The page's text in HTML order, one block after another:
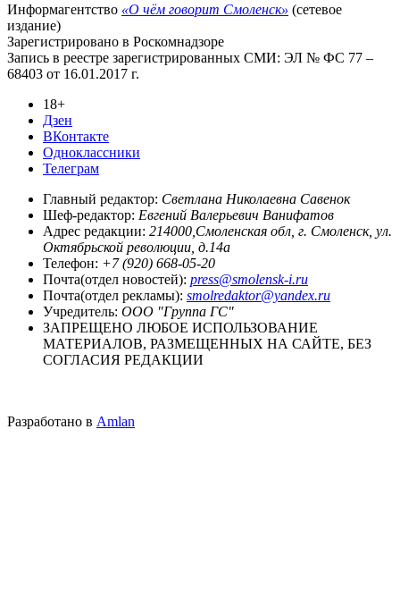
Информагентство «О чём говорит Смоленск» (сетевое
издание)
Зарегистрировано в Роскомнадзоре
Запись в реестре зарегистрированных СМИ: ЭЛ № ФС 77 –
68403 от 16.01.2017 г.
18+
Дзен
ВКонтакте
Одноклассники
Телеграм
Главный редактор: Светлана Николаевна Савенок
Шеф-редактор: Евгений Валерьевич Ванифатов
Адрес редакции: 214000,Смоленская обл, г. Смоленск, ул.
Октябрьской революции, д.14а
Телефон: +7 (920) 668-05-20
Почта(отдел новостей): press@smolensk-i.ru
Почта(отдел рекламы): smolredaktor@yandex.ru
Учредитель: ООО "Группа ГС"
ЗАПРЕЩЕНО ЛЮБОЕ ИСПОЛЬЗОВАНИЕ
МАТЕРИАЛОВ, РАЗМЕЩЕННЫХ НА САЙТЕ, БЕЗ
СОГЛАСИЯ РЕДАКЦИИ
Разработано в Amlan